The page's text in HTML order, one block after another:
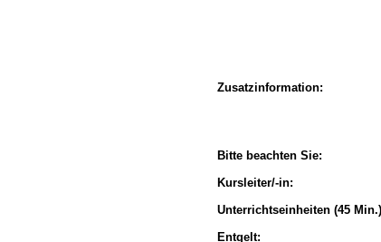
Zusatzinformation:
Bitte beachten Sie:
Kursleiter/-in:
Unterrichtseinheiten (45
Entgelt: